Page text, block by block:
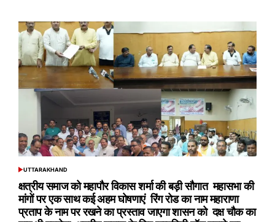
POSTED
UTTARAKHAND
क्षत्रीय समाज को महापौर विकास शर्मा की बड़ी सौगात महासभा की
मांगों पर एक साथ कई अहम घोषणाएं रिंग रोड का नाम महाराणा
प्रताप के नाम पर रखने का प्रस्ताव जाएगा शासन को दक्ष चौक का